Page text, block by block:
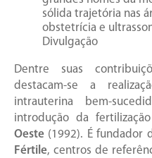
sólida trajetória nas
obstetrícia e
Divulgação
Dentre suas
destacam-se a
intrauterina bem-
introdução da
Oeste (1992). É fundador d
Fértile, centros de